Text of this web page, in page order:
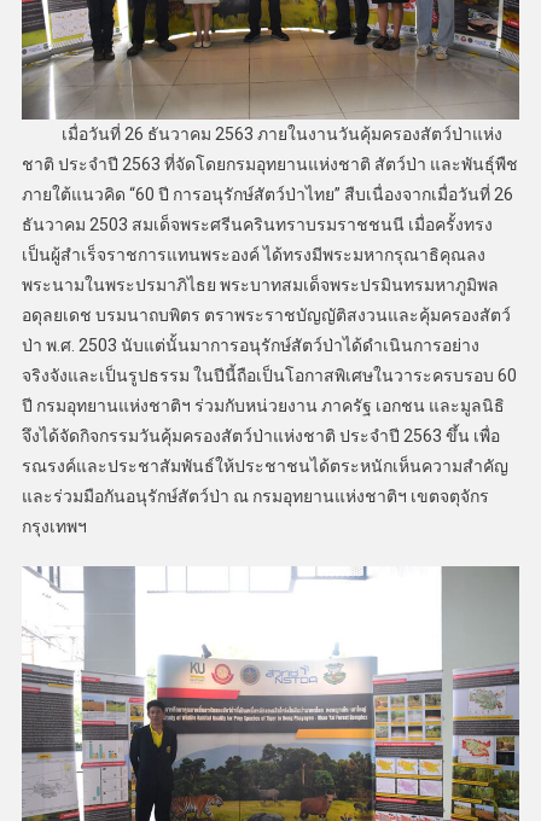
เมื่อวันที่ 26 ธันวาคม 2563 ภายในงานวันคุ้มครองสัตว์ป่าแห่ง
ชาติ ประจำปี 2563 ที่จัดโดยกรมอุทยานแห่งชาติ สัตว์ป่า และพันธุ์พืช
ภายใต้แนวคิด “60 ปี การอนุรักษ์สัตว์ป่าไทย” สืบเนื่องจากเมื่อวันที่ 26
ธันวาคม 2503 สมเด็จพระศรีนครินทราบรมราชชนนี เมื่อครั้งทรง
เป็นผู้สำเร็จราชการแทนพระองค์ ได้ทรงมีพระมหากรุณาธิคุณลง
พระนามในพระปรมาภิไธย พระบาทสมเด็จพระปรมินทรมหาภูมิพล
อดุลยเดช บรมนาถบพิตร ตราพระราชบัญญัติสงวนและคุ้มครองสัตว์
ป่า พ.ศ. 2503 นับแต่นั้นมาการอนุรักษ์สัตว์ป่าได้ดำเนินการอย่าง
จริงจังและเป็นรูปธรรม ในปีนี้ถือเป็นโอกาสพิเศษในวาระครบรอบ 60
ปี กรมอุทยานแห่งชาติฯ ร่วมกับหน่วยงาน ภาครัฐ เอกชน และมูลนิธิ
จึงได้จัดกิจกรรมวันคุ้มครองสัตว์ป่าแห่งชาติ ประจำปี 2563 ขึ้น เพื่อ
รณรงค์และประชาสัมพันธ์ให้ประชาชนได้ตระหนักเห็นความสำคัญ
และร่วมมือกันอนุรักษ์สัตว์ป่า ณ กรมอุทยานแห่งชาติฯ เขตจตุจักร
กรุงเทพฯ